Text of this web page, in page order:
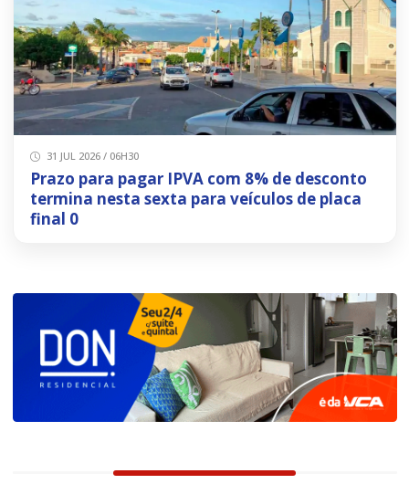
31 JUL 2026 / 06H30
Prazo para pagar IPVA com 8% de desconto
termina nesta sexta para veículos de placa
final 0